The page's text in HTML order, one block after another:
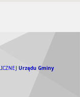
Urzędu Gminy